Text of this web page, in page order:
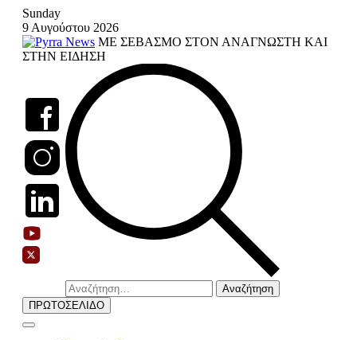
Skip
content
Sunday
9 Αυγούστου 2026
ΜΕ ΣΕΒΑΣΜΟ ΣΤΟΝ ΑΝΑΓΝΩΣΤΗ ΚΑΙ
ΣΤΗΝ ΕΙΔΗΣΗ
Αναζήτηση
για:
ΠΡΩΤΟΣΕΛΙΔΟ